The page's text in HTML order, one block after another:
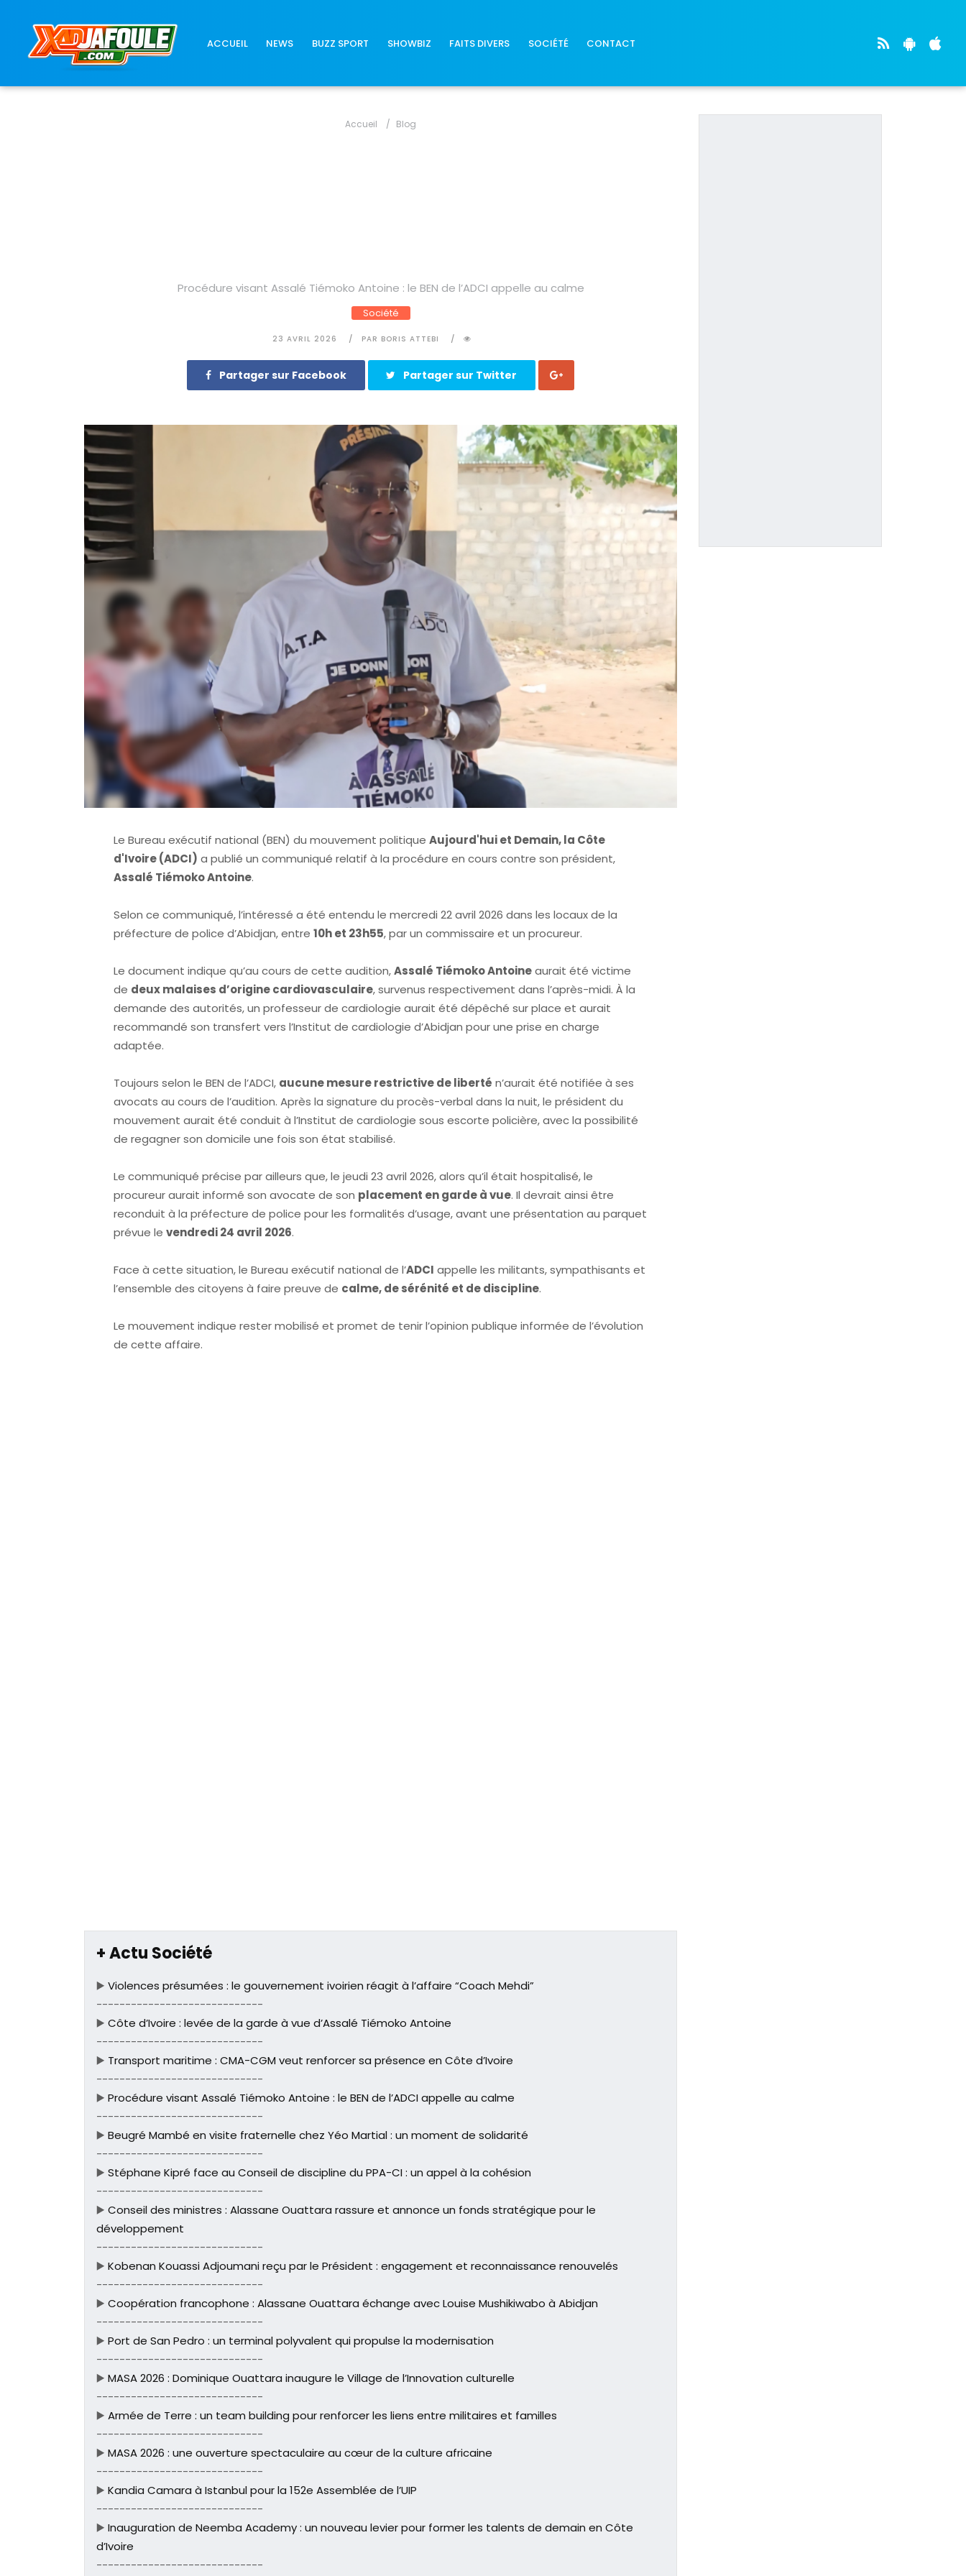
ACCUEIL NEWS BUZZ SPORT SHOWBIZ FAITS DIVERS SOCIÉTÉ CONTACT
Accueil Blog
Procédure visant Assalé Tiémoko Antoine : le BEN de l’ADCI appelle au calme
Société
23 AVRIL 2026 PAR BORIS ATTEBI
Partager sur Facebook Partager sur Twitter
Le Bureau exécutif national (BEN) du mouvement politiqueAujourd'hui et Demain, la Côte
d'Ivoire (ADCI) a publié un communiqué relatif à la procédure en cours contre son président,
Assalé Tiémoko Antoine.
Selon ce communiqué, l’intéressé a été entendu le mercredi 22 avril 2026 dans les locaux de la
préfecture de police d’Abidjan, entre10h et 23h55, par un commissaire et un procureur.
Le document indique qu’au cours de cette audition,Assalé Tiémoko Antoineaurait été victime
de deux malaises d’origine cardiovasculaire, survenus respectivement dans l’après-midi. À la
demande des autorités, un professeur de cardiologie aurait été dépêché sur place et aurait
recommandé son transfert vers l’Institut de cardiologie d’Abidjan pour une prise en charge
adaptée.
Toujours selon le BEN de l’ADCI, aucune mesure restrictive de liberté n’aurait été notifiée à ses
avocats au cours de l’audition. Après la signature du procès-verbal dans la nuit, le président du
mouvement aurait été conduit à l’Institut de cardiologie sous escorte policière, avec la possibilité
de regagner son domicile une fois son état stabilisé.
Le communiqué précise par ailleurs que, le jeudi 23 avril 2026, alors qu’il était hospitalisé, le
procureur aurait informé son avocate de son placement en garde à vue. Il devrait ainsi être
reconduit à la préfecture de police pour les formalités d’usage, avant une présentation au parquet
prévue levendredi 24 avril 2026.
Face à cette situation, le Bureau exécutif national de l’ADCI appelle les militants, sympathisants et
l’ensemble des citoyens à faire preuve de calme, de sérénité et de discipline.
Le mouvement indique rester mobilisé et promet de tenir l’opinion publique informée de l’évolution
de cette affaire.
+ Actu Société
▶️ Violences présumées : le gouvernement ivoirien réagit à l’affaire “Coach Mehdi”
-----------------------------
▶️ Côte d’Ivoire : levée de la garde à vue d’Assalé Tiémoko Antoine
-----------------------------
▶️ Transport maritime : CMA-CGM veut renforcer sa présence en Côte d’Ivoire
-----------------------------
▶️ Procédure visant Assalé Tiémoko Antoine : le BEN de l’ADCI appelle au calme
-----------------------------
▶️ Beugré Mambé en visite fraternelle chez Yéo Martial : un moment de solidarité
-----------------------------
▶️ Stéphane Kipré face au Conseil de discipline du PPA-CI : un appel à la cohésion
-----------------------------
▶️ Conseil des ministres : Alassane Ouattara rassure et annonce un fonds stratégique pour le
développement
-----------------------------
▶️ Kobenan Kouassi Adjoumani reçu par le Président : engagement et reconnaissance renouvelés
-----------------------------
▶️ Coopération francophone : Alassane Ouattara échange avec Louise Mushikiwabo à Abidjan
-----------------------------
▶️ Port de San Pedro : un terminal polyvalent qui propulse la modernisation
-----------------------------
▶️ MASA 2026 : Dominique Ouattara inaugure le Village de l’Innovation culturelle
-----------------------------
▶️ Armée de Terre : un team building pour renforcer les liens entre militaires et familles
-----------------------------
▶️ MASA 2026 : une ouverture spectaculaire au cœur de la culture africaine
-----------------------------
▶️ Kandia Camara à Istanbul pour la 152e Assemblée de l’UIP
-----------------------------
▶️ Inauguration de Neemba Academy : un nouveau levier pour former les talents de demain en Côte
d’Ivoire
-----------------------------